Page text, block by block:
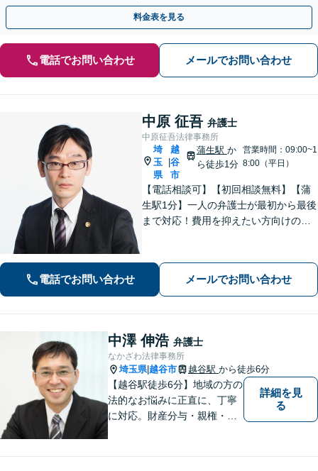
話相談可】
料金表を見る
電話でお問い合わせ メールでお問い合わせ
中原 征吾 弁護士
中原征吾法律事務所
埼
玉
県
越
谷
市
蒲生駅 か
ら徒歩1分
営業時間：09:00~1
8:00（平日）
【電話相談可】【初回相談無料】【蒲
生駅1分】一人の弁護士が最初から最後
まで対応！費用を抑えたい方向けのバ
【地域密着型の事務所】【休日・夜間
面談可能】
電話でお問い合わせ メールでお問い合わせ
中澤 伸浩 弁護士
なかざわ法律事務所
埼玉県|越谷市 越谷駅 から徒歩6分
【越谷駅徒歩6分】地域の方の
法的なお悩みに正直に、丁寧
に対応。財産分与・親権・養
詳細を見
る